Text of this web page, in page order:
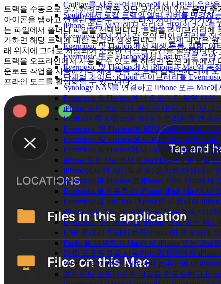
CarPlay를 사용하여 iPhone에서 나만의 음악
Spotify에서 로컬 트랙의 앨범 커버를 변경하
iPhone 또는 MAC에서 오디오 파일의 가사를
Evermusic에서 기기 간 음악 라이브러리를
Evermusic 및 Flacbox에서 재생 목록, 앨범,
Evermusic 또는 Flacbox에서 Last.fm으로 음
Evermusic 및 Flacbox에서 iPhone과 Mac의
단계별 가이드: iCloud 라이브러리를
Synology NAS를 연결하고 iPhone 또는 Mac
Evermusic & Flacbox에서 오프라인 음악 재
iPhone 또는 Mac에서 음악의 내장 가사, 댓글
WebDAV를 사용하여 NAS 스토리지를 연결
Evermusic 및 Flacbox에 M3U 재생 목록을 가
Evermusic 및 Flacbox에서 트랙 컬렉션을
Evermusic & Flacbox에서 Last.fm으로 전체 청
iPhone 또는 Mac에서 iCloud Drive의 음악을
iPhone에서 FLAC (무손실) 음악을 재생하는
Evermusic과 Flacbox로 iPhone, iPad, Mac에
Evermusic를 사용하여 iPhone, iPad, Mac에서
Evermusic와 SanDisk iXpand를 사용하여
iPhone 또는 Mac에 저장된 로컬 음악을 재생
Evermusic 및 Flacbox로 iPhone, iPad 또는
USB 플래시 드라이브를 iPhone에 연결하여
Finder를 사용하여 Mac에서 iPhone 또는 iPad
SMB 프로토콜을 사용하여 컴퓨터에서
Wi-Fi 드라이브를 사용하여 컴퓨터에서
클라우드 스토리지에 파일을 업로드하고
트랙을 수동으로 추가하려면 왼쪽 상단 모서리에 있는음악 추
아이콘을 탭하고 연결된 클라우드 스토리지 서비스나 기기에
는 파일에서 폴더나 파일을 선택합니다. 트랙을 라이브러리에
가하면 해당 트랙에 대한 링크만 생성됩니다 — 실제 파일은 원
래 위치에 그대로 저장되어 소중한 디스크 공간을 절약합니다.
트랙을 오프라인에서 사용할 수 있도록 하려면 옵션 메뉴에서
운로드 작업을 사용하거나 재생 목록 및 트랙 컬렉션에 대해 오
프라인 모드를 활성화할 수 있습니다.